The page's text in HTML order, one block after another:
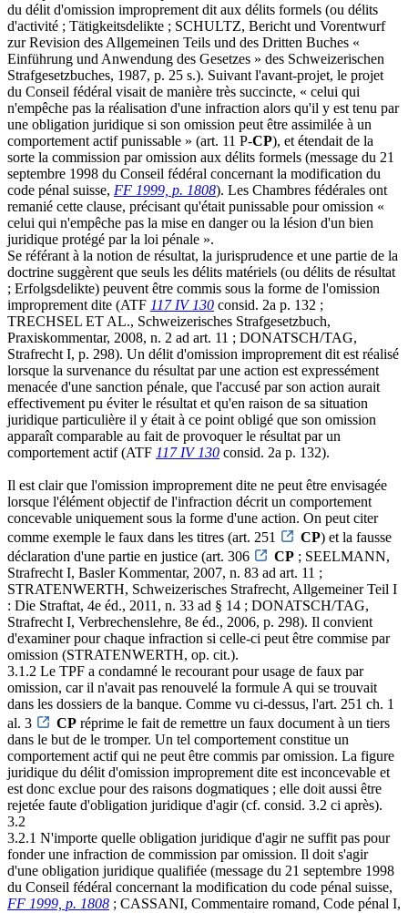
du délit d'omission improprement dit aux délits formels (ou délits
d'activité ; Tätigkeitsdelikte ; SCHULTZ, Bericht und Vorentwurf
zur Revision des Allgemeinen Teils und des Dritten Buches «
Einführung und Anwendung des Gesetzes » des Schweizerischen
Strafgesetzbuches, 1987, p. 25 s.). Suivant l'avant-projet, le projet
du Conseil fédéral visait de manière très succincte, « celui qui
n'empêche pas la réalisation d'une infraction alors qu'il y est tenu par
une obligation juridique si son omission peut être assimilée à un
comportement actif punissable » (art. 11 P-CP), et étendait de la
sorte la commission par omission aux délits formels (message du 21
septembre 1998 du Conseil fédéral concernant la modification du
code pénal suisse, FF 1999, p. 1808). Les Chambres fédérales ont
remanié cette clause, précisant qu'était punissable pour omission «
celui qui n'empêche pas la mise en danger ou la lésion d'un bien
juridique protégé par la loi pénale ».
Se référant à la notion de résultat, la jurisprudence et une partie de la
doctrine suggèrent que seuls les délits matériels (ou délits de résultat
; Erfolgsdelikte) peuvent être commis sous la forme de l'omission
improprement dite (ATF 117 IV 130 consid. 2a p. 132 ;
TRECHSEL ET AL., Schweizerisches Strafgesetzbuch,
Praxiskommentar, 2008, n. 2 ad art. 11 ; DONATSCH/TAG,
Strafrecht I, p. 298). Un délit d'omission improprement dit est réalisé
lorsque la survenance du résultat par une action est expressément
menacée d'une sanction pénale, que l'accusé par son action aurait
effectivement pu éviter le résultat et qu'en raison de sa situation
juridique particulière il y était à ce point obligé que son omission
apparaît comparable au fait de provoquer le résultat par un
comportement actif (ATF 117 IV 130 consid. 2a p. 132).
Il est clair que l'omission improprement dite ne peut être envisagée
lorsque l'élément objectif de l'infraction décrit un comportement
concevable uniquement sous la forme d'une action. On peut citer
comme exemple le faux dans les titres (art. 251
CP) et la fausse
déclaration d'une partie en justice (art. 306
CP ; SEELMANN,
Strafrecht I, Basler Kommentar, 2007, n. 83 ad art. 11 ;
STRATENWERTH, Schweizerisches Strafrecht, Allgemeiner Teil I
: Die Straftat, 4e éd., 2011, n. 33 ad § 14 ; DONATSCH/TAG,
Strafrecht I, Verbrechenslehre, 8e éd., 2006, p. 298). Il convient
d'examiner pour chaque infraction si celle-ci peut être commise par
omission (STRATENWERTH, op. cit.).
3.1.2 Le TPF a condamné le recourant pour usage de faux par
omission, car il n'avait pas renouvelé la formule A qui se trouvait
dans les dossiers de la banque. Comme vu ci-dessus, l'art. 251 ch. 1
al. 3
CP réprime le fait de remettre un faux document à un tiers
dans le but de le tromper. Un tel comportement constitue un
comportement actif qui ne peut être commis par omission. La figure
juridique du délit d'omission improprement dite est inconcevable et
est donc exclue pour des raisons dogmatiques ; elle doit aussi être
rejetée faute d'obligation juridique d'agir (cf. consid. 3.2 ci après).
3.2
3.2.1 N'importe quelle obligation juridique d'agir ne suffit pas pour
fonder une infraction de commission par omission. Il doit s'agir
d'une obligation juridique qualifiée (message du 21 septembre 1998
du Conseil fédéral concernant la modification du code pénal suisse,
FF 1999, p. 1808 ; CASSANI, Commentaire romand, Code pénal I,